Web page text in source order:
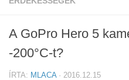
Cikkek
A GoPro Hero 5
-200°C-t?
ÍRTA: MLACA· 2016.12.15